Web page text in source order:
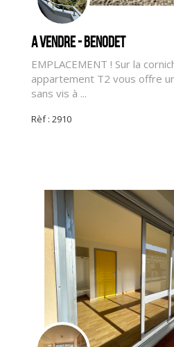
CLIQUER ICI POUR
A vendre - BENODET
EMPLACEMENT ! Sur la
appartement T2 vous offre
sans vis à ...
Rèf : 2910